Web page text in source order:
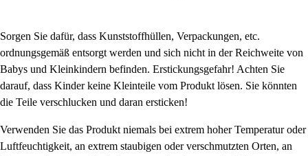
Sorgen Sie dafür, dass Kunststoffhüllen, Verpackungen, etc.
ordnungsgemäß entsorgt werden und sich nicht in der Reichweite von
Babys und Kleinkindern befinden. Erstickungsgefahr! Achten Sie
darauf, dass Kinder keine Kleinteile vom Produkt lösen. Sie könnten
die Teile verschlucken und daran ersticken!
Verwenden Sie das Produkt niemals bei extrem hoher Temperatur oder
Luftfeuchtigkeit, an extrem staubigen oder verschmutzten Orten, an